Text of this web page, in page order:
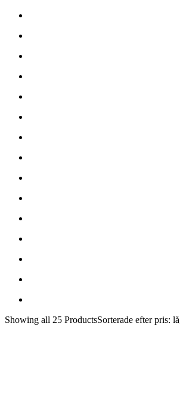
Showing all 25 ProductsSorterade efter pris: